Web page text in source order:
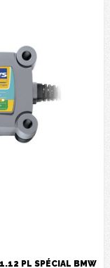
PL SPÉCIAL BMW